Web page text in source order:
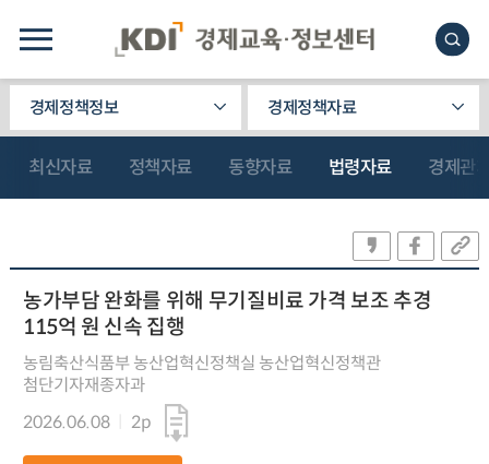
경제정책정보 경제정책자료
최신자료 정책자료 동향자료 법령자료 경제관
농가부담 완화를 위해 무기질비료 가격 보조 추경
115억 원 신속 집행
농림축산식품부 농산업혁신정책실 농산업혁신정책관
첨단기자재종자과
2026.06.08
2p